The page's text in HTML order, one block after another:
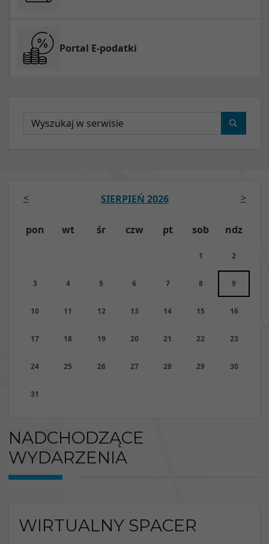
Portal E-podatki
Wyszukaj
SIERPIEŃ 2026
pon wt śr czw pt sob ndz
1 2
3 4 5 6 7 8 9
10 11 12 13 14 15 16
17 18 19 20 21 22 23
24 25 26 27 28 29 30
31
< >
NADCHODZĄCE
WYDARZENIA
WIRTUALNY SPACER